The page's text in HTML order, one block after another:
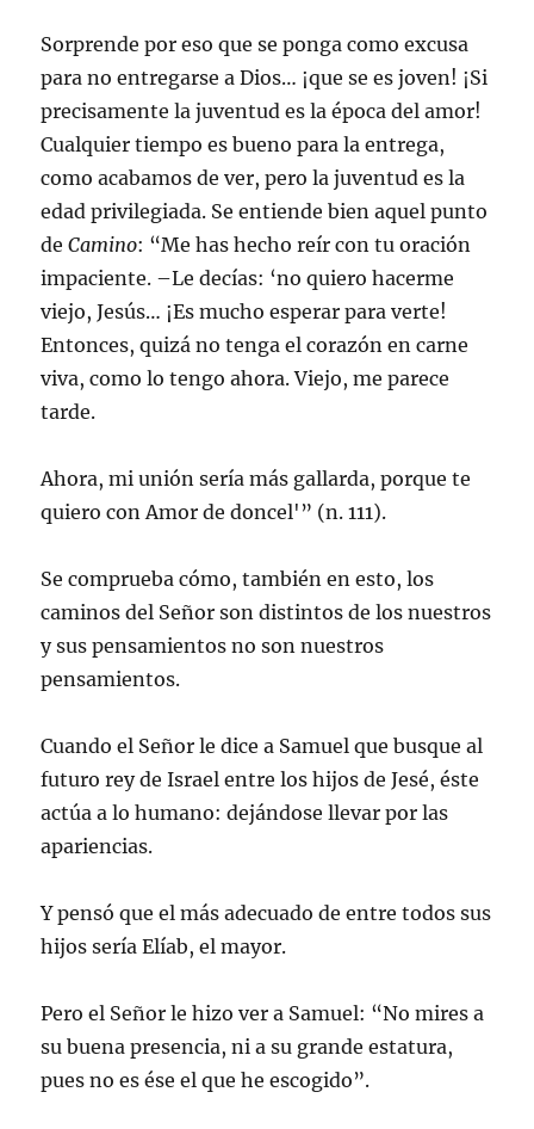
Sorprende por eso que se ponga como excusa
para no entregarse a Dios… ¡que se es joven! ¡Si
precisamente la juventud es la época del amor!
Cualquier tiempo es bueno para la entrega,
como acabamos de ver, pero la juventud es la
edad privilegiada. Se entiende bien aquel punto
deCamino: “Me has hecho reír con tu oración
impaciente. –Le decías: ‘no quiero hacerme
viejo, Jesús… ¡Es mucho esperar para verte!
Entonces, quizá no tenga el corazón en carne
viva, como lo tengo ahora. Viejo, me parece
tarde.
Ahora, mi unión sería más gallarda, porque te
quiero con Amor de doncel'” (n. 111).
Se comprueba cómo, también en esto, los
caminos del Señor son distintos de los nuestros
y sus pensamientos no son nuestros
pensamientos.
Cuando el Señor le dice a Samuel que busque al
futuro rey de Israel entre los hijos de Jesé, éste
actúa a lo humano: dejándose llevar por las
apariencias.
Y pensó que el más adecuado de entre todos sus
hijos sería Elíab, el mayor.
Pero el Señor le hizo ver a Samuel: “No mires a
su buena presencia, ni a su grande estatura,
pues no es ése el que he escogido”.